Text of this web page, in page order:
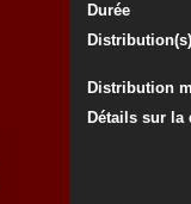
Durée
Distribution(s)
Distribution
Détails sur